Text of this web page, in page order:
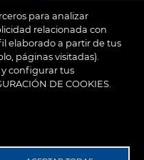
para analizar
relacionada con
elaborado a partir de tus
páginas visitadas).
configurar tus
DE COOKIES.
Sagra Aviso Legal